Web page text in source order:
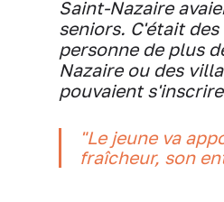
Saint-Nazaire
seniors. C'était
personne de plus
Nazaire ou des
pouvaient
"Le jeune va
fraîcheur, son